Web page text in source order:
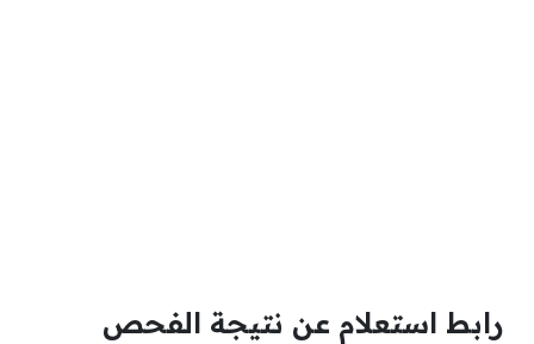
رابط استعلام عن نتيجة الفحص